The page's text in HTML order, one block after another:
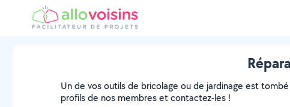
Un de vos outils de bricolage ou de jardinage est
profils de nos membres et contactez-les !